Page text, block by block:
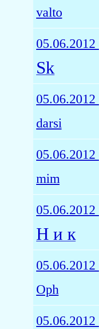
valto
05.06.2012
Sk
05.06.2012
darsi
05.06.2012
mim
05.06.2012
Н и к
05.06.2012
Oph
05.06.2012